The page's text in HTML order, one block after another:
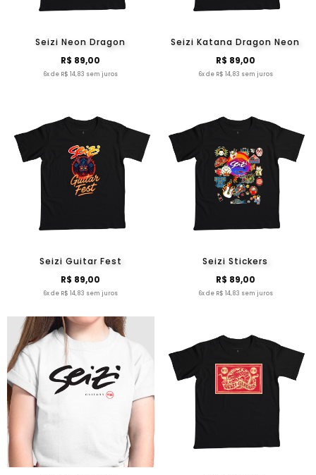
Seizi Neon Dragon
R$ 89,00
6x de R$ 14,83 sem juros
Seizi Katana Dragon Neon
R$ 89,00
6x de R$ 14,83 sem juros
Seizi Guitar Fest
R$ 89,00
6x de R$ 14,83 sem juros
Seizi Stickers
R$ 89,00
6x de R$ 14,83 sem juros